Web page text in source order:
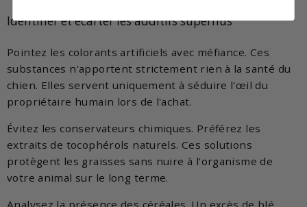
Identifier et écarter les additifs superflus
Pointez les colorants artificiels avec méfiance. Ces
substances n'apportent strictement rien à la santé du
chien. Elles servent uniquement à séduire l'œil du
propriétaire humain lors de l'achat.
Évitez les conservateurs chimiques. Préférez les
extraits de tocophérols naturels. Ces solutions
protègent les graisses sans nuire à l'organisme de
votre animal sur le long terme.
Analysez la présence des céréales. Un excès de blé